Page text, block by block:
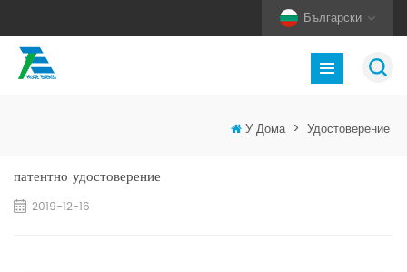
Български
У Дома > Удостоверение
патентно удостоверение
2019-12-16